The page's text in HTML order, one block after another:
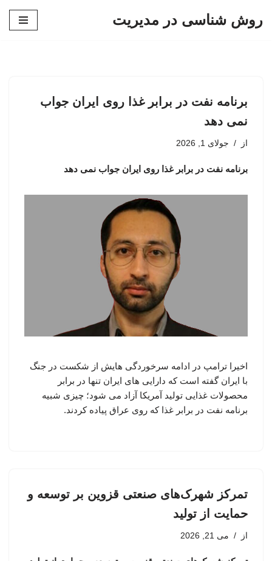
روش شناسی در مدیریت
برنامه نفت در برابر غذا روی ایران جواب
نمی دهد
از جولای 1, 2026
برنامه نفت در برابر غذا روی ایران جواب نمی دهد
اخیرا ترامپ در ادامه سرخوردگی هایش از شکست در جنگ
با ایران گفته است که دارایی های ایران تنها در برابر
محصولات غذایی تولید آمریکا آزاد می شود؛ چیزی شبیه
برنامه نفت در برابر غذا که روی عراق پیاده کردند.
تمرکز شهرک‌های صنعتی قزوین بر توسعه و
حمایت از تولید
از می 21, 2026